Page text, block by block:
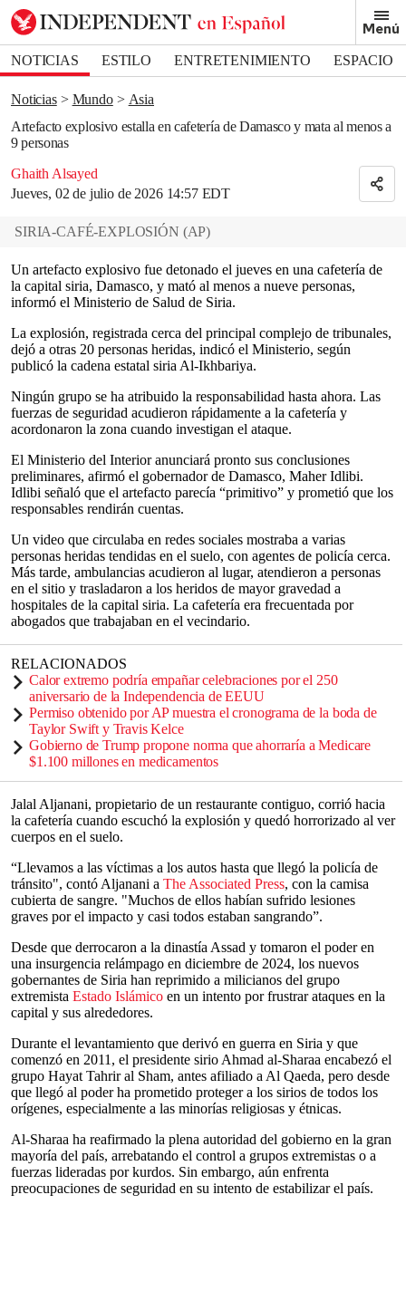
Menú
NOTICIAS ESTILO ENTRETENIMIENTO
ESPACIO
DEPORTES
Noticias Mundo
Asia
Artefacto explosivo estalla en cafetería de Damasco y mata al menos a
9 personas
Ghaith Alsayed
Jueves, 02 de julio de 2026 14:57 EDT
Bookmark popover
Removed from bookmarks
Close popover
SIRIA-CAFÉ-EXPLOSIÓN (AP)
Un artefacto explosivo fue detonado el jueves en una cafetería de
la capital siria, Damasco, y mató al menos a nueve personas,
informó el Ministerio de Salud de Siria.
La explosión, registrada cerca del principal complejo de tribunales,
dejó a otras 20 personas heridas, indicó el Ministerio, según
publicó la cadena estatal siria Al-Ikhbariya.
Ningún grupo se ha atribuido la responsabilidad hasta ahora. Las
fuerzas de seguridad acudieron rápidamente a la cafetería y
acordonaron la zona cuando investigan el ataque.
El Ministerio del Interior anunciará pronto sus conclusiones
preliminares, afirmó el gobernador de Damasco, Maher Idlibi.
Idlibi señaló que el artefacto parecía “primitivo” y prometió que los
responsables rendirán cuentas.
Un video que circulaba en redes sociales mostraba a varias
personas heridas tendidas en el suelo, con agentes de policía cerca.
Más tarde, ambulancias acudieron al lugar, atendieron a personas
en el sitio y trasladaron a los heridos de mayor gravedad a
hospitales de la capital siria. La cafetería era frecuentada por
abogados que trabajaban en el vecindario.
RELACIONADOS
Calor extremo podría empañar celebraciones por el 250
aniversario de la Independencia de EEUU
Permiso obtenido por AP muestra el cronograma de la boda de
Taylor Swift y Travis Kelce
Gobierno de Trump propone norma que ahorraría a Medicare
$1.100 millones en medicamentos
Jalal Aljanani, propietario de un restaurante contiguo, corrió hacia
la cafetería cuando escuchó la explosión y quedó horrorizado al ver
cuerpos en el suelo.
“Llevamos a las víctimas a los autos hasta que llegó la policía de
tránsito", contó Aljanani a The Associated Press, con la camisa
cubierta de sangre. "Muchos de ellos habían sufrido lesiones
graves por el impacto y casi todos estaban sangrando”.
Desde que derrocaron a la dinastía Assad y tomaron el poder en
una insurgencia relámpago en diciembre de 2024, los nuevos
gobernantes de Siria han reprimido a milicianos del grupo
extremista Estado Islámico en un intento por frustrar ataques en la
capital y sus alrededores.
Durante el levantamiento que derivó en guerra en Siria y que
comenzó en 2011, el presidente sirio Ahmad al-Sharaa encabezó el
grupo Hayat Tahrir al Sham, antes afiliado a Al Qaeda, pero desde
que llegó al poder ha prometido proteger a los sirios de todos los
orígenes, especialmente a las minorías religiosas y étnicas.
Al-Sharaa ha reafirmado la plena autoridad del gobierno en la gran
mayoría del país, arrebatando el control a grupos extremistas o a
fuerzas lideradas por kurdos. Sin embargo, aún enfrenta
preocupaciones de seguridad en su intento de estabilizar el país.